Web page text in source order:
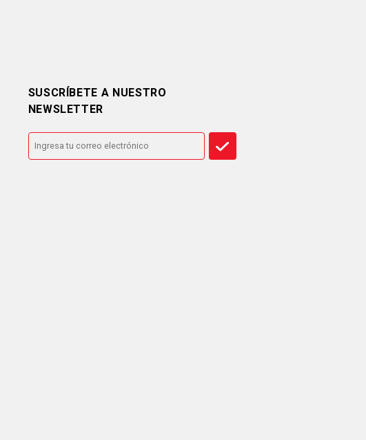
SUSCRÍBETE A NUESTRO
NEWSLETTER